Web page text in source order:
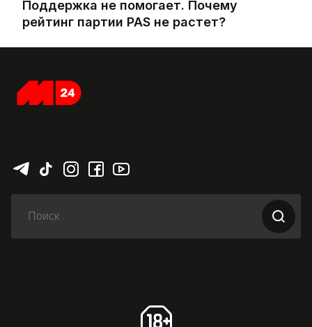
Поддержка не помогает. Почему
рейтинг партии PAS не растет?